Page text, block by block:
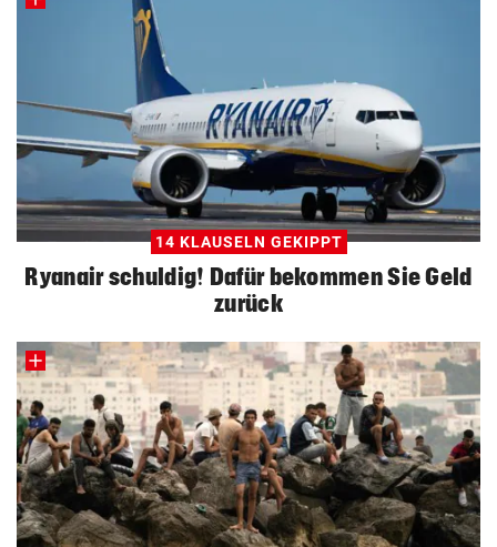
14 KLAUSELN GEKIPPT
Ryanair schuldig! Dafür bekommen Sie Geld
zurück